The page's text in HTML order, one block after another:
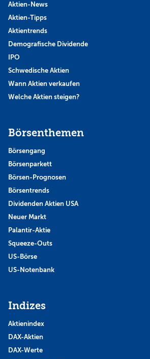
Aktien-News
Aktien-Tipps
Aktientrends
Demografische Dividende
IPO
Schwedische Aktien
Wann Aktien verkaufen
Welche Aktien steigen?
Börsenthemen
Börsengang
Börsenparkett
Börsen-Prognosen
Börsentrends
Dividenden Aktien USA
Neuer Markt
Palantir-Aktie
Squeeze-Outs
US-Börse
US-Notenbank
Indizes
Aktienindex
DAX-Aktien
DAX-Werte